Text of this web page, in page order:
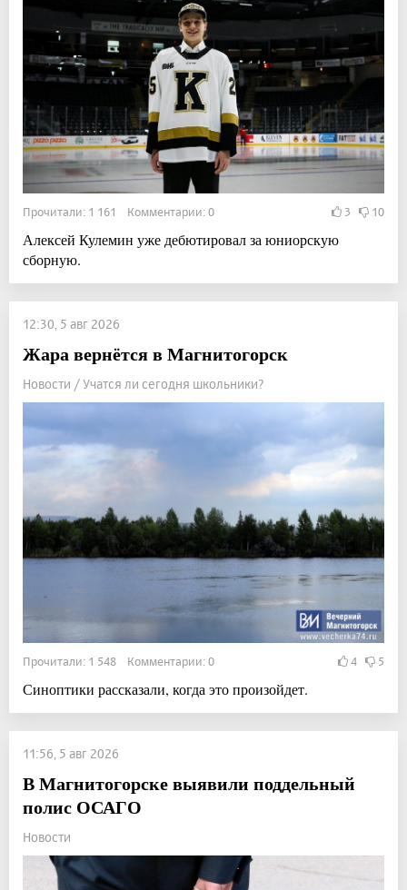
Прочитали: 1 161 Комментарии: 0 3 10
Алексей Кулемин уже дебютировал за юниорскую
сборную.
12:30, 5 авг 2026
Жара вернётся в Магнитогорск
Новости / Учатся ли сегодня школьники?
Прочитали: 1 548 Комментарии: 0 4 5
Синоптики рассказали, когда это произойдет.
11:56, 5 авг 2026
В Магнитогорске выявили поддельный
полис ОСАГО
Новости